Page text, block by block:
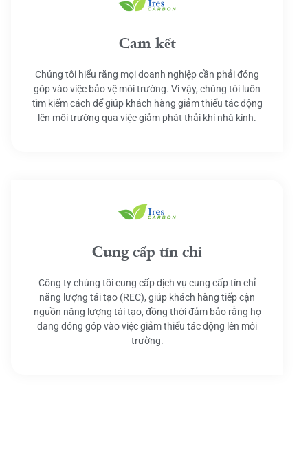
Cam kết
Chúng tôi hiểu rằng mọi doanh nghiệp cần phải đóng
góp vào việc bảo vệ môi trường. Vì vậy, chúng tôi luôn
tìm kiếm cách để giúp khách hàng giảm thiểu tác động
lên môi trường qua việc giảm phát thải khí nhà kính.
Cung cấp tín chỉ
Công ty chúng tôi cung cấp dịch vụ cung cấp tín chỉ
năng lượng tái tạo (REC), giúp khách hàng tiếp cận
nguồn năng lượng tái tạo, đồng thời đảm bảo rằng họ
đang đóng góp vào việc giảm thiểu tác động lên môi
trường.